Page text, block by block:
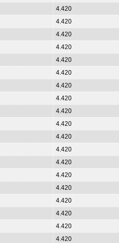
4.420
4.420
4.420
4.420
4.420
4.420
4.420
4.420
4.420
4.420
4.420
4.420
4.420
4.420
4.420
4.420
4.420
4.420
4.420